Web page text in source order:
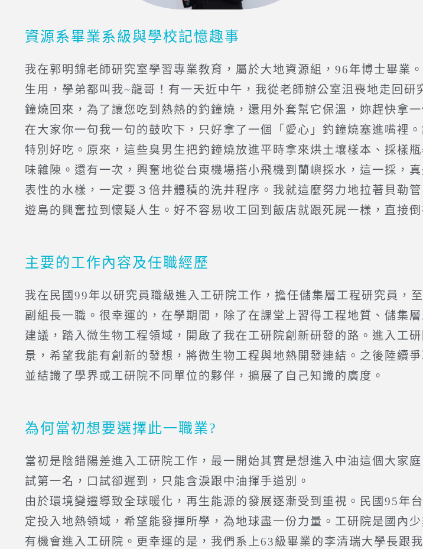
資源系畢業系級與學校記憶趣事
我在郭明錦老師研究室學習專業教育，屬於大地資源組，96年博士畢業
生用，學弟都叫我~龍哥！有一天近中午，我從老師辦公室沮喪地走回
鐘燒回來，為了讓您吃到熱熱的釣鐘燒，還用外套幫它保溫，妳趕快拿
在大家你一句我一句的鼓吹下，只好拿了一個「愛心」釣鐘燒塞進嘴裡
特別好吃。原來，這些臭男生把釣鐘燒放進平時拿來烘土壤樣本、採樣
味雜陳。還有一次，興奮地從台東機場搭小飛機到蘭嶼採水，這一採，
表性的水樣，一定要３倍井體積的洗井程序。我就這麼努力地拉著貝勒
遊島的興奮拉到懷疑人生。好不容易收工回到飯店就跟死屍一樣，直接倒
主要的工作內容及任職經歷
我在民國99年以研究員職級進入工研院工作，擔任儲集層工程研究員，
副組長一職。很幸運的，在學期間，除了在課堂上習得工程地質、儲集
建議，踏入微生物工程領域，開啟了我在工研院創新研發的路。進入工
景，希望我能有創新的發想，將微生物工程與地熱開發連結。之後陸續
並結識了學界或工研院不同單位的夥伴，擴展了自己知識的廣度。
為何當初想要選擇此一職業?
當初是陰錯陽差進入工研院工作，最一開始其實是想進入中油這個大家
試第一名，口試卻遲到，只能含淚跟中油揮手道別。
由於環境變遷導致全球暖化，再生能源的發展逐漸受到重視。民國95年
定投入地熱領域，希望能發揮所學，為地球盡一份力量。工研院是國內
有機會進入工研院。更幸運的是，我們系上63級畢業的李清瑞大學長跟